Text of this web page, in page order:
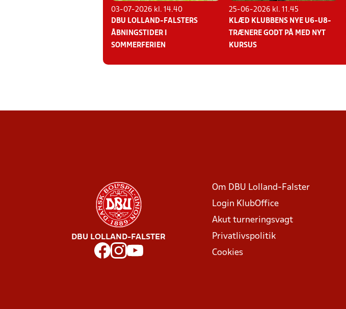
03-07-2026 kl. 14.40
DBU LOLLAND-FALSTERS
ÅBNINGSTIDER I
SOMMERFERIEN
25-06-2026 kl. 11.45
KLÆD KLUBBENS NYE U6-U8-
TRÆNERE GODT PÅ MED NYT
KURSUS
DBU LOLLAND-FALSTER
Om DBU Lolland-Falster
Login KlubOffice
Akut turneringsvagt
Privatlivspolitik
Cookies